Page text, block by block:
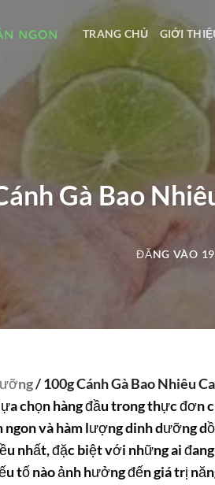
TRANG CHỦ GIỚI
Gà Bao
ĐĂNG VÀO
/ 100g Cánh Gà Bao Nhiêu
chọn hàng đầu trong thực
và hàm lượng dinh dưỡng
nhất, đặc biệt với những ai
tố nào ảnh hưởng đến giá trị